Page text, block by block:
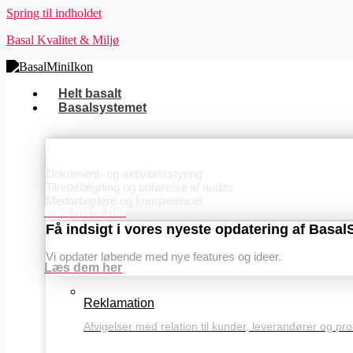
Spring til indholdet
Basal Kvalitet & Miljø
Helt basalt
Basalsystemet
Dokument- og aktivitetsstyring
Tilrettelægning og udførelse af audits
Medarbejdere og kompetencer
Få indsigt i vores nyeste opdatering af
Vi opdater løbende med nye features og ideer.
Læs dem her
Reklamation
Afvigelser med relation til kunder, leverandører og